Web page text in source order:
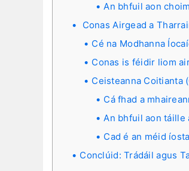
An bhfuil aon
Conas Airgead a
Cé na Modhanna
Conas is féidir liom
Ceisteanna Coitianta
Cá fhad a
An bhfuil aon táille
Cad é an méid
Conclúid: Trádáil agus